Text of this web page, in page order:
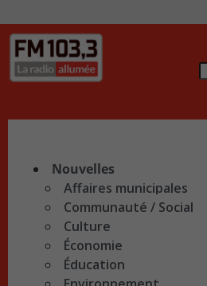
Nouvelles
Affaires municipales
Communauté / Social
Culture
Économie
Éducation